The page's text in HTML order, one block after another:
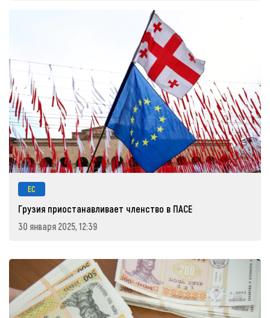
ЕС
Грузия приостанавливает членство в ПАСЕ
30 января 2025, 12:39